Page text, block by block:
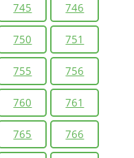
745 746
750 751
755 756
760 761
765 766